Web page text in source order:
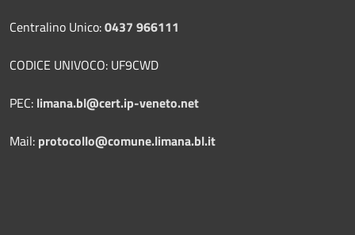
Centralino Unico:0437 966111
CODICE UNIVOCO: UF9CWD
PEC: limana.bl@cert.ip-veneto.net
Mail: protocollo@comune.limana.bl.it